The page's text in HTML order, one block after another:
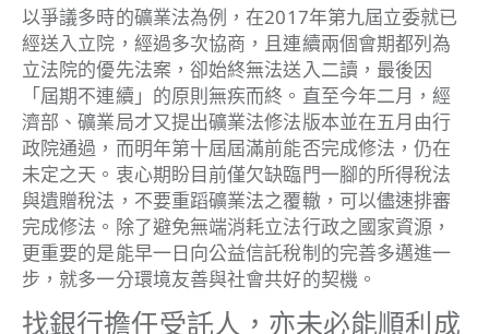
以爭議多時的礦業法為例，在2017年第九屆立委就已
經送入立院，經過多次協商，且連續兩個會期都列為
立法院的優先法案，卻始終無法送入二讀，最後因
「屆期不連續」的原則無疾而終。直至今年二月，經
濟部、礦業局才又提出礦業法修法版本並在五月由行
政院通過，而明年第十屆屆滿前能否完成修法，仍在
未定之天。衷心期盼目前僅欠缺臨門一腳的所得稅法
與遺贈稅法，不要重蹈礦業法之覆轍，可以儘速排審
完成修法。除了避免無端消耗立法行政之國家資源，
更重要的是能早一日向公益信託稅制的完善多邁進一
步，就多一分環境友善與社會共好的契機。
找銀行擔任受託人，亦未必能順利成